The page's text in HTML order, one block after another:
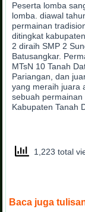
Peserta lomba
lomba. diawal
permainan
ditingkat
2 diraih SMP 2
Batusangkar.
MTsN 10 Tanah
Pariangan, dan
yang meraih juara
sebuah
Kabupaten Tanah
1,223 total
Baca juga